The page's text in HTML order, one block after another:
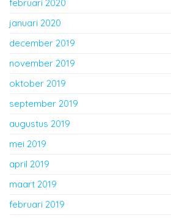
februari 2020
januari 2020
december 2019
november 2019
oktober 2019
september 2019
augustus 2019
mei 2019
april 2019
maart 2019
februari 2019